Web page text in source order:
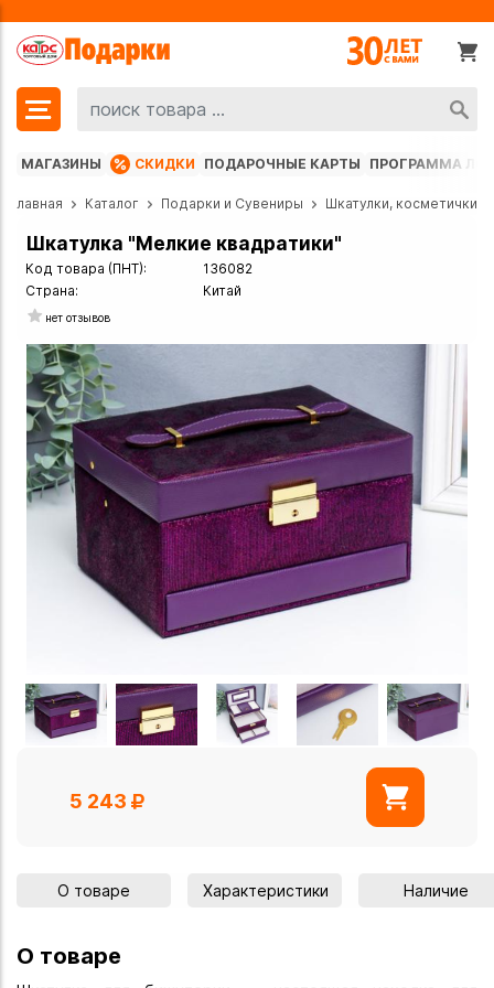
МАГАЗИНЫ СКИДКИ ПОДАРОЧНЫЕ КАРТЫ ПРОГРАММА
Главная Каталог Подарки и Сувениры Шкатулки, косметички
Шкатулка "Мелкие квадратики"
Код товара (ПНТ):
136082
Страна:
Китай
нет отзывов
5 243
О товаре Характеристики Наличие
О товаре